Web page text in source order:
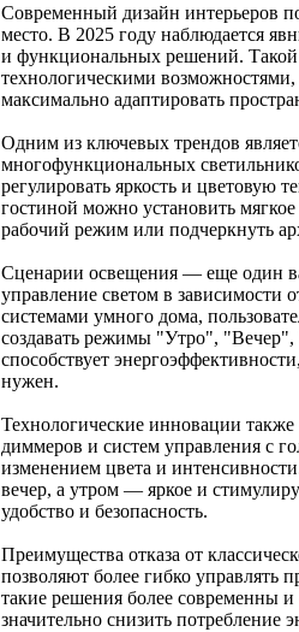
Современный дизайн интерьеров
место. В 2025 году наблюдается
и функциональных решений. Такой
технологическими
максимально адаптировать
Одним из ключевых трендов
многофункциональных
регулировать яркость и цветовую
гостиной можно установить
рабочий режим или подчеркнуть
Сценарии освещения — еще один
управление светом в зависимости
системами умного дома,
создавать режимы "Утро",
способствует
нужен.
Технологические инновации
диммеров и систем управления с
изменением цвета и
вечер, а утром — яркое и
удобство и безопасность.
Преимущества отказа от
позволяют более гибко управлять
такие решения более современны
значительно снизить потребление